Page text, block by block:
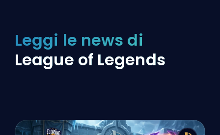
Leggi le news di
League of Legends